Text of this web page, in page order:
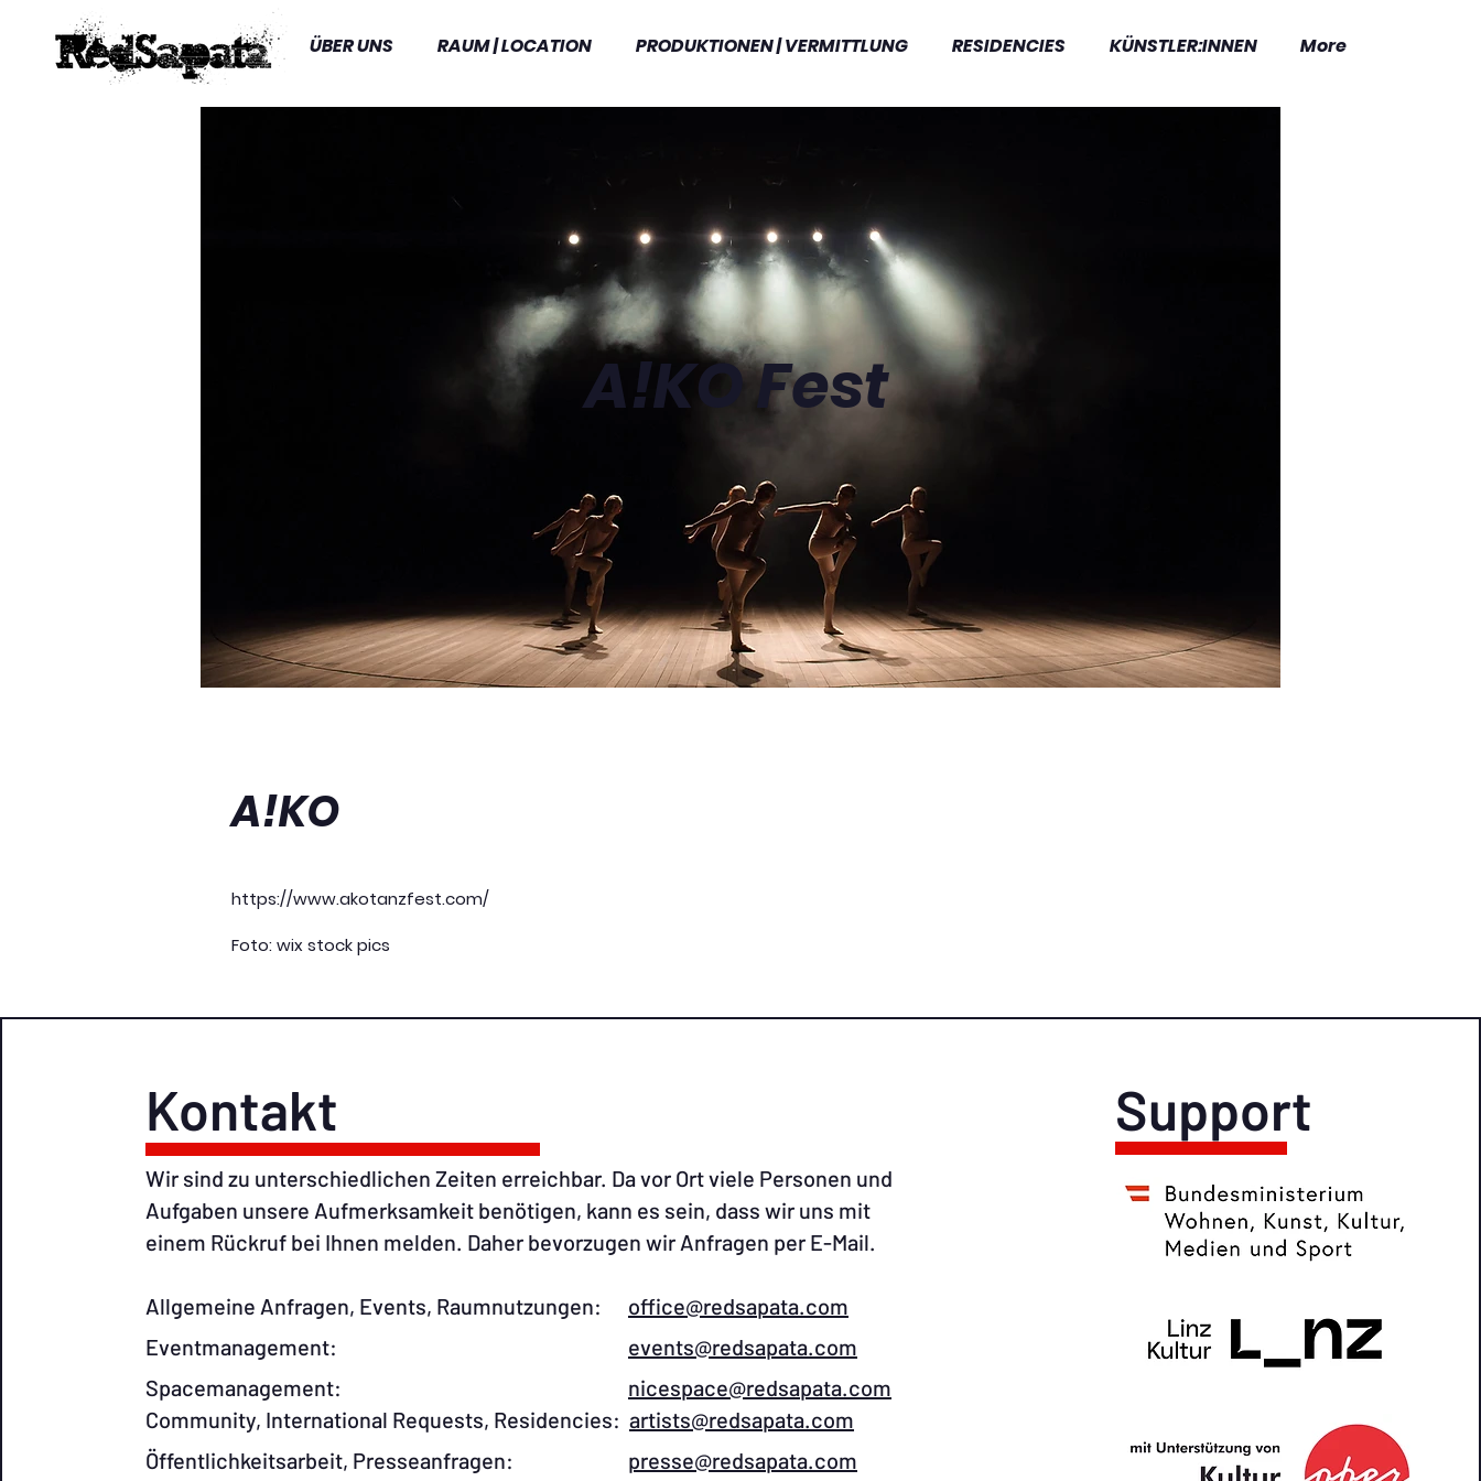
ÜBER UNS RAUM | LOCATION PRODUKTIONEN | VERMITTLUNG RESIDENCIES KÜNSTLER:INNEN More
A!KO Fest
A!KO
https://www.akotanzfest.com/
Foto: wix stock pics
Kontakt
Wir sind zu unterschiedlichen Zeiten erreichbar. Da vor Ort viele Personen und
Aufgaben unsere Aufmerksamkeit benötigen, kann es sein, dass wir uns mit
einem Rückruf bei Ihnen melden. Daher bevorzugen wir Anfragen per E-Mail.​
Allgemeine Anfragen, Events, Raumnutzungen:​ office@redsapata.com​
Eventmanagement: events@redsapata.com
Spacemanagement: nicespace@redsapata.com
Community, International Requests, Residencies:artists@redsapata.com
Öffentlichkeitsarbeit, Presseanfragen: presse@redsapata.com
Support